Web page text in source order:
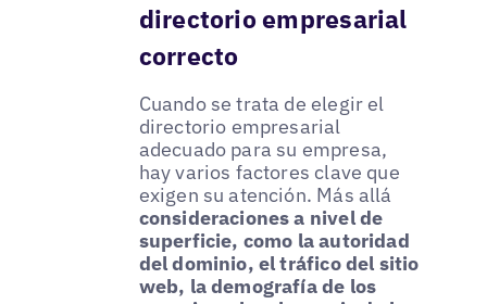
directorio empresarial
correcto
Cuando se trata de elegir el
directorio empresarial
adecuado para su empresa,
hay varios factores clave que
exigen su atención. Más allá
consideraciones a nivel de
superficie, como la autoridad
del dominio, el tráfico del sitio
web, la demografía de los